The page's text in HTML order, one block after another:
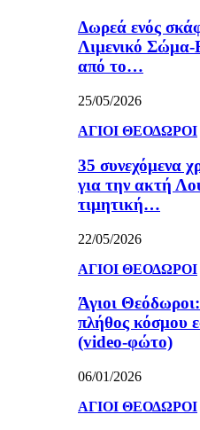
Δωρεά ενός
Λιμενικό
από το…
25/05/2026
ΑΓΙΟΙ ΘΕΟΔΩΡΟΙ
35 συνεχόμενα
για την ακτή
τιμητική…
22/05/2026
ΑΓΙΟΙ ΘΕΟΔΩΡΟΙ
Άγιοι
πλήθος κόσμου
(video-φώτο)
06/01/2026
ΑΓΙΟΙ ΘΕΟΔΩΡΟΙ